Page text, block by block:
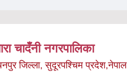
चादँनी नगरपालिका
जिल्ला, सुदूरपश्चिम प्रदेश,नेपाल